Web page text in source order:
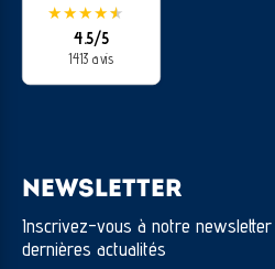
★★★★★
★
4.5/5
1413 avis
NEWSLETTER
Inscrivez-vous à notre
dernières actualités